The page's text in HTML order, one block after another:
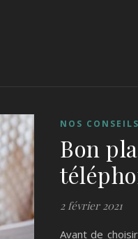
NOS CONSEILS
Bon
2 février 2021
Avant de